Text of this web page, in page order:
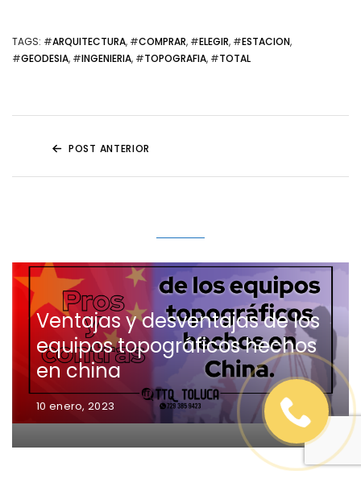
TAGS: #ARQUITECTURA, #COMPRAR, #ELEGIR, #ESTACION,
#GEODESIA, #INGENIERIA, #TOPOGRAFIA, #TOTAL
POST ANTERIOR
Ventajas y desventajas de los
equipos topográficos hechos
en china
10 enero, 2023